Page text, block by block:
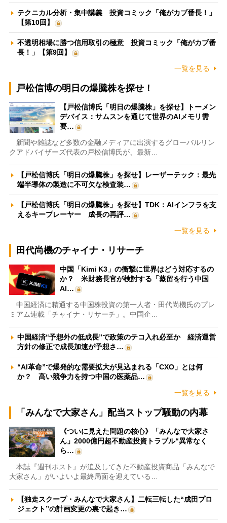
テクニカル分析・集中講義 投資コミック「俺がカブ番長！」
【第10回】
不透明相場に勝つ信用取引の極意 投資コミック「俺がカブ番
長！」【第9回】
一覧を見る
戸松信博の明日の爆騰株を探せ！
【戸松信博氏「明日の爆騰株」を探せ】トーメン
デバイス：サムスンを通じて世界のAIメモリ需
要…
新聞や雑誌など多数の金融メディアに出演するグローバルリン
クアドバイザーズ代表の戸松信博氏が、最新…
【戸松信博氏「明日の爆騰株」を探せ】レーザーテック：最先
端半導体の製造に不可欠な検査装…
【戸松信博氏「明日の爆騰株」を探せ】TDK：AIインフラを支
えるキープレーヤー 成長の再評…
一覧を見る
田代尚機のチャイナ・リサーチ
中国「Kimi K3」の衝撃に世界はどう対応するの
か？ 米財務長官が検討する「蒸留を行う中国
AI…
中国経済に精通する中国株投資の第一人者・田代尚機氏のプレ
ミアム連載「チャイナ・リサーチ」。中国企…
中国経済“予想外の低成長”で政策のテコ入れ必至か 経済運営
方針の修正で成長加速が予想さ…
“AI革命”で爆発的な需要拡大が見込まれる「CXO」とは何
か？ 高い競争力を持つ中国の医薬品…
一覧を見る
「みんなで大家さん」配当ストップ騒動の内幕
《ついに見えた問題の核心》「みんなで大家さ
ん」2000億円超不動産投資トラブル“異常なく
ら…
本誌『週刊ポスト』が追及してきた不動産投資商品「みんなで
大家さん」がいよいよ最終局面を迎えている…
【独走スクープ・みんなで大家さん】二転三転した“成田プロ
ジェクト”の計画変更の裏で起き…